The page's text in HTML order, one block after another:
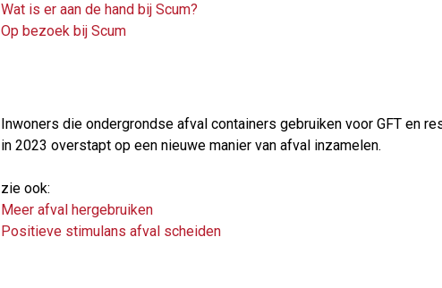
Wat is er aan de hand bij Scum?
Op bezoek bij Scum
Inwoners die ondergrondse afval containers gebruiken voor GFT en
in 2023 overstapt op een nieuwe manier van afval inzamelen.
zie ook:
Meer afval hergebruiken
Positieve stimulans afval scheiden